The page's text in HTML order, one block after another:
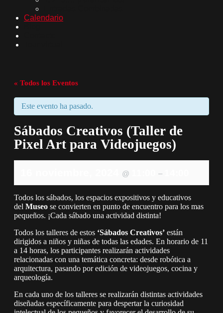
Calendario
« Todos los Eventos
Este evento ha pasado.
Sábados Creativos (Taller de
Pixel Art para Videojuegos)
@ –
Todos los sábados, los espacios expositivos y educativos
del Museo se convierten en punto de encuentro para los mas
pequeños. ¡Cada sábado una actividad distinta!
Todos los talleres de estos ‘Sábados Creativos’ están
dirigidos a niños y niñas de todas las edades. En horario de 11
a 14 horas, los participantes realizarán actividades
relacionadas con una temática concreta: desde robótica a
arquitectura, pasando por edición de videojuegos, cocina y
arqueología.
En cada uno de los talleres se realizarán distintas actividades
diseñadas específicamente para despertar la curiosidad